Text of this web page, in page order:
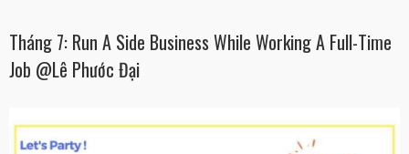
Tháng 7: Run A Side Business While Working A Full-Time
Job @Lê Phước Đại